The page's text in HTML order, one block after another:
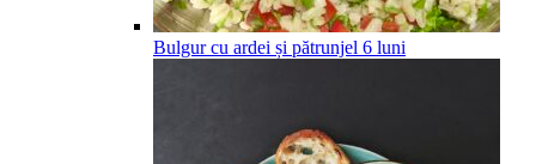
Bulgur cu ardei și pătrunjel 6 luni